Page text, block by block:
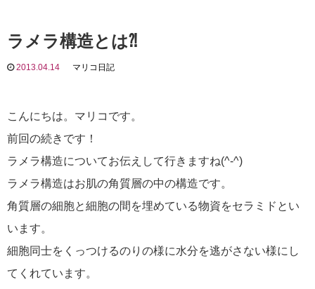
ラメラ構造とは⁈
2013.04.14 マリコ日記
こんにちは。マリコです。
前回の続きです！
ラメラ構造についてお伝えして行きますね(^-^)
ラメラ構造はお肌の角質層の中の構造です。
角質層の細胞と細胞の間を埋めている物資をセラミドとい
います。
細胞同士をくっつけるのりの様に水分を逃がさない様にし
てくれています。